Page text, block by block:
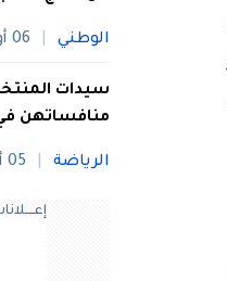
الوطني 06 أوت
سيدات
منافساتهن في
الرياضة 05 أوت